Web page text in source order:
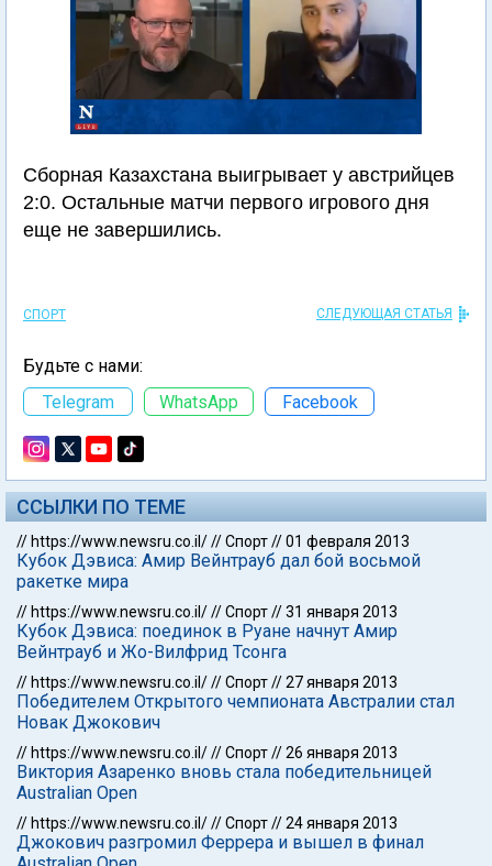
Сборная Казахстана выигрывает у австрийцев
2:0. Остальные матчи первого игрового дня
еще не завершились.
СПОРТ СЛЕДУЮЩАЯ СТАТЬЯ
Будьте с нами:
Telegram
WhatsApp Facebook
ССЫЛКИ ПО ТЕМЕ
// https://www.newsru.co.il///Спорт//01 февраля 2013
Кубок Дэвиса: Амир Вейнтрауб дал бой восьмой
ракетке мира
// https://www.newsru.co.il///Спорт//31 января 2013
Кубок Дэвиса: поединок в Руане начнут Амир
Вейнтрауб и Жо-Вилфрид Тсонга
// https://www.newsru.co.il///Спорт//27 января 2013
Победителем Открытого чемпионата Австралии стал
Новак Джокович
// https://www.newsru.co.il///Спорт//26 января 2013
Виктория Азаренко вновь стала победительницей
Australian Open
// https://www.newsru.co.il///Спорт//24 января 2013
Джокович разгромил Феррера и вышел в финал